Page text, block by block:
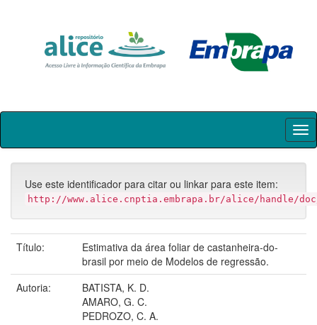
Skip
Use este identificador para citar ou linkar para este item:
http://www.alice.cnptia.embrapa.br/alice/handle/
Título:
Estimativa da área foliar de castanheira-do-
brasil por meio de Modelos de regressão.
Autoria:
BATISTA, K. D.
AMARO, G. C.
PEDROZO, C. A.